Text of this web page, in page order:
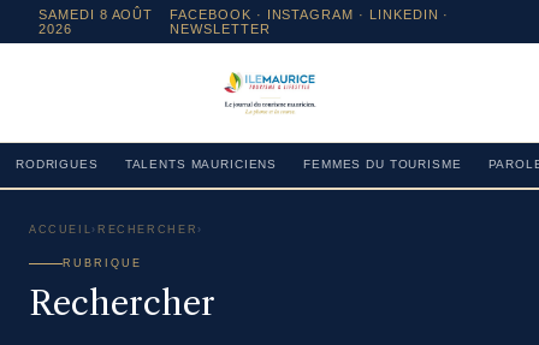
SAMEDI 8 AOÛT
2026
FACEBOOK · INSTAGRAM · LINKEDIN ·
NEWSLETTER
RODRIGUES TALENTS MAURICIENS FEMMES DU TOURISME
ACCUEIL › RECHERCHER ›
RUBRIQUE
Rechercher